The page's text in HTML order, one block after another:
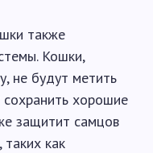
также
Кошки,
не будут метить
хорошие
защитит самцов
таких как